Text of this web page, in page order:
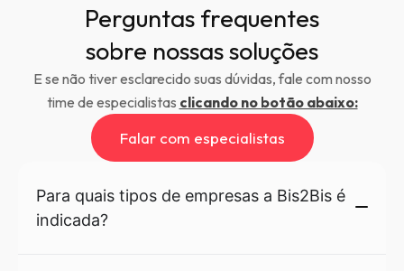
Perguntas frequentes
sobre nossas soluções
E se não tiver esclarecido suas dúvidas, fale com nosso
time de especialistas clicando no botão abaixo:
Falar com especialistas
Para quais tipos de empresas a Bis2Bis é
indicada?